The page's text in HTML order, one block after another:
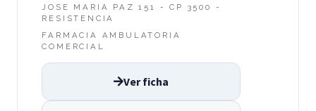
JOSE MARIA PAZ 151 - CP 3500 -
RESISTENCIA
FARMACIA AMBULATORIA
COMERCIAL
Ver ficha